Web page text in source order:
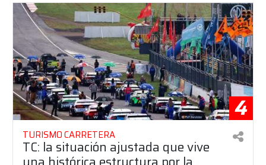
4
TURISMO CARRETERA
TC: la situación ajustada que vive